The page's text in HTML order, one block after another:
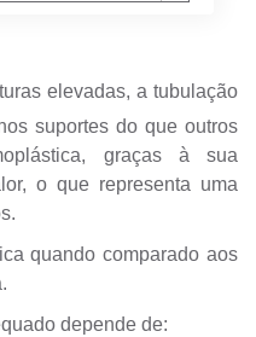
elevadas, a tubulação
suportes do que outros
graças à sua
o que representauma
quando comparado aos
depende de: